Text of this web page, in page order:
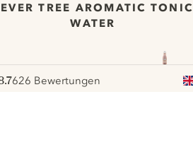
TREE AROMATIC TONIC
WATER
626 Bewertungen